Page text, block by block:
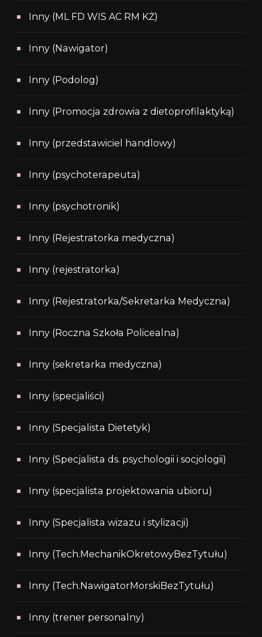
Inny (ML FD WIS AC RM KŻ)
Inny (Nawigator)
Inny (Podolog)
Inny (Promocja zdrowia z dietoprofilaktyką)
Inny (przedstawiciel handlowy)
Inny (psychoterapeuta)
Inny (psychotronik)
Inny (Rejestratorka medyczna)
Inny (rejestratorka)
Inny (Rejestratorka/Sekretarka Medyczna)
Inny (Roczna Szkoła Policealna)
Inny (sekretarka medyczna)
Inny (specjaliści)
Inny (Specjalista Dietetyk)
Inny (Specjalista ds. psychologii i socjologii)
Inny (specjalista projektowania ubioru)
Inny (Specjalista wizazu i stylizacji)
Inny (Tech.MechanikOkretowyBezTytułu)
Inny (Tech.NawigatorMorskiBezTytułu)
Inny (trener personalny)